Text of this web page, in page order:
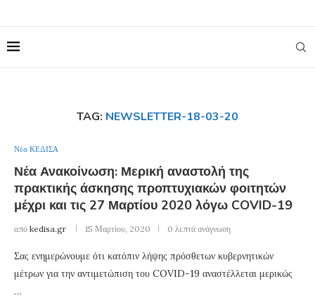
TAG: NEWSLETTER-18-03-20
Νέα ΚΕΔΙΣΑ
Νέα Ανακοίνωση: Μερική αναστολή της
πρακτικής άσκησης προπτυχιακών φοιτητών
μέχρι και τις 27 Μαρτίου 2020 λόγω COVID-19
από kedisa.gr 15 Μαρτίου, 2020 0 λεπτά ανάγνωση
Σας ενημερώνουμε ότι κατόπιν λήψης πρόσθετων κυβερνητικών
μέτρων για την αντιμετώπιση του COVID-19 αναστέλλεται μερικώς
…